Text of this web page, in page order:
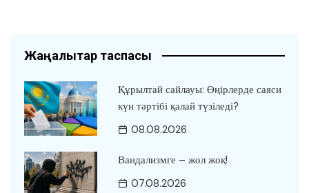
Жаңалықтар таспасы
Құрылтай сайлауы: Өңірлерде саяси
күн тәртібі қалай түзіледі?
08.08.2026
Вандализмге – жол жоқ!
07.08.2026